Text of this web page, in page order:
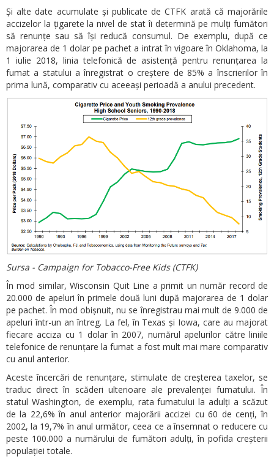
Și alte date acumulate și publicate de CTFK arată că majorările
accizelor la țigarete la nivel de stat îi determină pe mulți fumători
să renunțe sau să își reducă consumul. De exemplu, după ce
majorarea de 1 dolar pe pachet a intrat în vigoare în Oklahoma, la
1 iulie 2018, linia telefonică de asistență pentru renunțarea la
fumat a statului a înregistrat o creștere de 85% a înscrierilor în
prima lună, comparativ cu aceeași perioadă a anului precedent.
Sursa - Campaign for Tobacco-Free Kids (CTFK)
În mod similar, Wisconsin Quit Line a primit un număr record de
20.000 de apeluri în primele două luni după majorarea de 1 dolar
pe pachet. În mod obișnuit, nu se înregistrau mai mult de 9.000 de
apeluri într-un an întreg. La fel, în Texas și Iowa, care au majorat
fiecare acciza cu 1 dolar în 2007, numărul apelurilor către liniile
telefonice de renunțare la fumat a fost mult mai mare comparativ
cu anul anterior.
Aceste încercări de renunțare, stimulate de creșterea taxelor, se
traduc direct în scăderi ulterioare ale prevalenței fumatului. În
statul Washington, de exemplu, rata fumatului la adulți a scăzut
de la 22,6% în anul anterior majorării accizei cu 60 de cenți, în
2002, la 19,7% în anul următor, ceea ce a însemnat o reducere cu
peste 100.000 a numărului de fumători adulți, în pofida creșterii
populației totale.